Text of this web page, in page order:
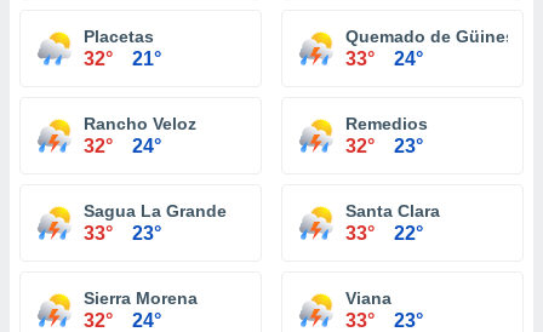
Placetas
32° 21°
Quemado de Güines
33° 24°
Rancho Veloz
32° 24°
Remedios
32° 23°
Sagua La Grande
33° 23°
Santa Clara
33° 22°
Sierra Morena
32° 24°
Viana
33° 23°